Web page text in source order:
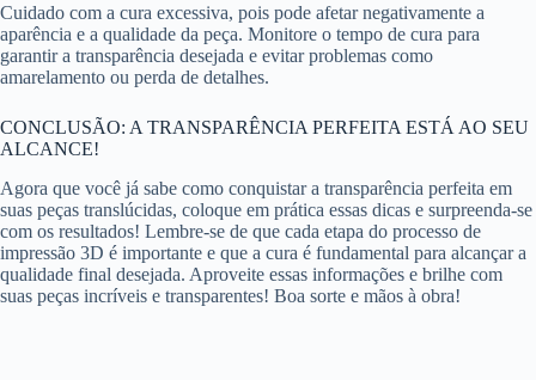
Cuidado com a cura excessiva, pois pode afetar negativamente a
aparência e a qualidade da peça. Monitore o tempo de cura para
garantir a transparência desejada e evitar problemas como
amarelamento ou perda de detalhes.
CONCLUSÃO: A TRANSPARÊNCIA PERFEITA ESTÁ AO SEU
ALCANCE!
Agora que você já sabe como conquistar a transparência perfeita em
suas peças translúcidas, coloque em prática essas dicas e surpreenda-se
com os resultados! Lembre-se de que cada etapa do processo de
impressão 3D é importante e que a cura é fundamental para alcançar a
qualidade final desejada. Aproveite essas informações e brilhe com
suas peças incríveis e transparentes! Boa sorte e mãos à obra!